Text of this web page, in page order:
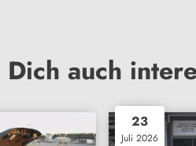
auch
23
Juli 2026